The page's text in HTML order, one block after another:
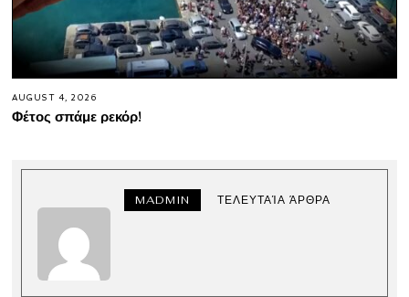
AUGUST 4, 2026
Φέτος σπάμε ρεκόρ!
MADMIN ΤΕΛΕΥΤΑΊΑ ΆΡΘΡΑ